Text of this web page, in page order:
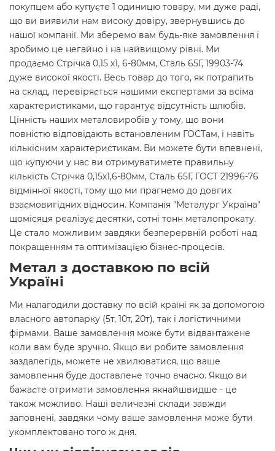
покупцем або купуєте 1 одиницю товару, ми дуже раді,
що ви виявили нам високу довіру, звернувшись до
нашої компанії. Ми зберемо вам будь-яке замовлення і
зробимо це негайно і на найвищому рівні. Ми
продаємо Стрічка 0,15 х1, 6-80мм, Сталь 65Г, 19903-74
дуже високої якості. Весь товар до того, як потрапить
на склад, перевіряється нашими експертами за всіма
характеристиками, що гарантує відсутність шлюбів.
Цінність наших металовиробів у тому, що вони
повністю відповідають встановленим ГОСТам, і навіть
кількісним характеристикам. Ви можете бути впевнені,
що купуючи у нас ви отримуватимете правильну
кількість Стрічка 0,15х1,6-80мм, Сталь 65Г, ГОСТ 21996-76
відмінної якості, тому що ми прагнемо до довгих
взаємовигідних відносин. Компанія "Металург Україна"
щомісяця реалізує десятки, сотні тонн металопрокату.
Це стало можливим завдяки безперервній роботі над
покращенням та оптимізацією бізнес-процесів.
Метал з доставкою по всій
Україні
Ми налагодили доставку по всій країні як за допомогою
власного автопарку (5т, 10т, 20т), так і логістичними
фірмами. Ваше замовлення може бути відвантажене
коли вам буде зручно. Якщо ви робите замовлення
заздалегідь, можете не хвилюватися, що ваше
замовлення буде доставлене точно вчасно. Якщо ви
бажаєте отримати замовлення якнайшвидше - це
також можливо. Наші величезні склади завжди
заповнені, завдяки чому ваше замовлення може бути
укомплектовано того ж дня.